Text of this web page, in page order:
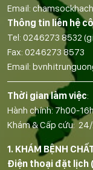
Email:
Thông tin liên hệ
Tel: 0246273 8532
Fax: 0246273 8573
Email:
Thời gian làm việc:
Hành chính: 7h00-
Khám & Cấp cứu:
1. KHÁM BỆNH
Điện thoại đặt lịch